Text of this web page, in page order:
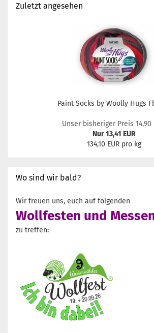
Zuletzt angesehen
Paint Socks by Woolly Hugs
Unser bisheriger Preis 14,90
Nur 13,41 EUR
134,10 EUR pro kg
Wo sind wir bald?
Wir freuen uns, euch auf folgenden
Wollfesten und
zu treffen: